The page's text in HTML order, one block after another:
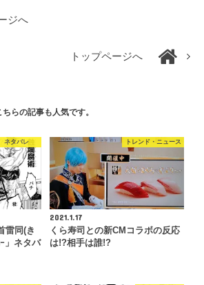
ジへ
トップページへ
ちらの記事も人気です。
ネタバレ
雷同(き
」ネタバ
トレンド・ニュース
2021.1.17
くら寿司との新CMコラボの反応
は!?相手は誰!?